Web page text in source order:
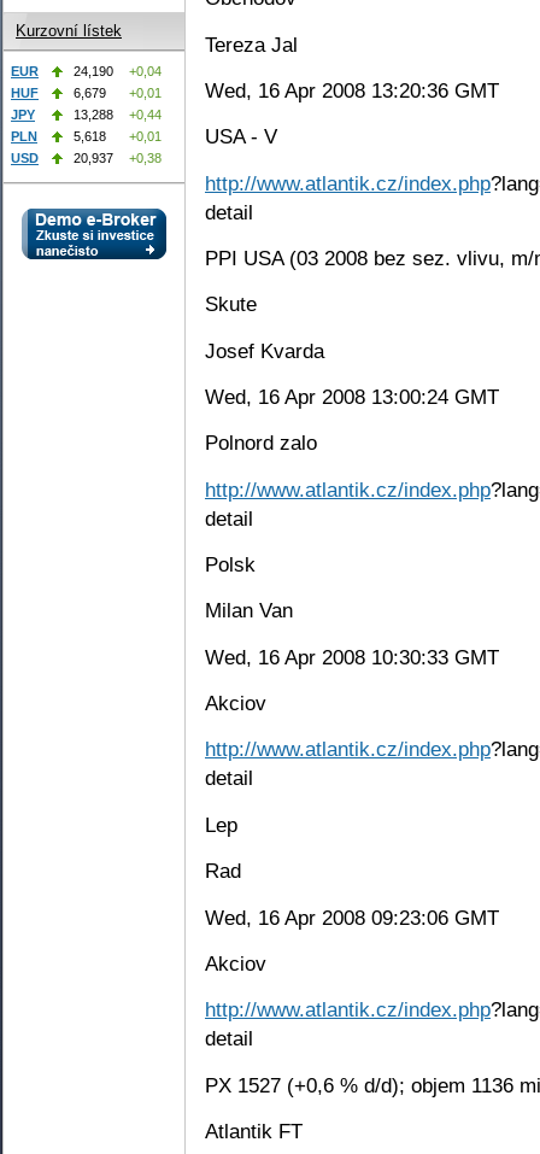
Tereza Jal
Wed, 16 Apr 2008 13:20:36 GMT
USA - V
http://www.atlantik.cz/index.php
detail
PPI USA (03 2008 bez sez. vlivu, m/
Skute
Josef Kvarda
Wed, 16 Apr 2008 13:00:24 GMT
Polnord zalo
http://www.atlantik.cz/index.php
detail
Polsk
Milan Van
Wed, 16 Apr 2008 10:30:33 GMT
Akciov
http://www.atlantik.cz/index.php
detail
Lep
Rad
Wed, 16 Apr 2008 09:23:06 GMT
Akciov
http://www.atlantik.cz/index.php
detail
PX 1527 (+0,6 % d/d); objem 1136
Atlantik FT
Kurzovní lístek
EUR 24,190
+0,04
HUF
6,679
+0,01
JPY
13,288
+0,44
PLN
5,618
+0,01
USD
20,937 +0,38